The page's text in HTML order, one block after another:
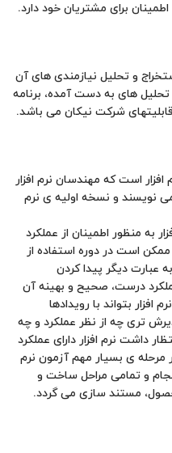
برای مشتریان خود دارد.
و تحلیل نیازمندی های آن
های به دست آمده، برنامه
شرکت نیکان می باشد.
است که مهندسان نرم افزار
نویسند و نسخه اولیه ی نرم
به منظور اطمینان از عملکرد
است در دوره استفاده از
عبارت دیگر پیدا کردن
درست، صحیح و بهینه آن
بتواند با رویدادها
تری چه از نظر عملکرد و چه
داشت نرم افزار دارای عملکرد
مرحله ی بسیار مهم آزمون نرم
و تمامی مراحل ساخت و
مستند سازی می گردد.